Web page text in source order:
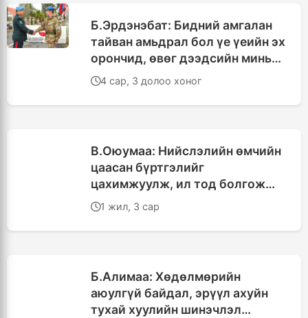
Б.Эрдэнэбат: Бидний амгалан
тайван амьдрал бол үе үеийн эх
орончид, өвөг дээдсийн минь
хичээл зүтгэлийн үр дүн билээ
4 сар, 3 долоо хоног
В.Оюумаа: Нийслэлийн өмчийн
цаасан бүртгэлийг
цахимжуулж, ил тод болгож
байна
1 жил, 3 сар
Б.Алимаа: Хөдөлмөрийн
аюулгүй байдал, эрүүл ахуйн
тухай хуулийн шинэчлэл